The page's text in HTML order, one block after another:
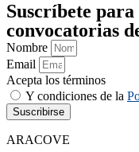
Suscríbete
convocatorias
Nombre
Email
Acepta los términos
Y condiciones de la
Suscribirse
ARACOVE